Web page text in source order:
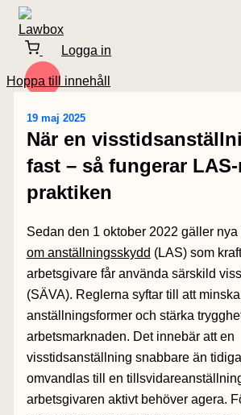
Logga in
Hoppa till innehåll
19 maj 2025
När en
fast – så fungerar
praktiken
Sedan den 1 oktober 2022 gäller nya
om anställningsskydd (LAS) som
arbetsgivare får använda särskild
(SÄVA). Reglerna syftar till att
anställningsformer och stärka
arbetsmarknaden. Det innebär att en
visstidsanställning snabbare än
omvandlas till en
arbetsgivaren aktivt behöver agera.